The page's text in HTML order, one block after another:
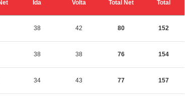
Ida Volta Total Net Total
38 42 80 152
38 38 76 154
34 43 77 157